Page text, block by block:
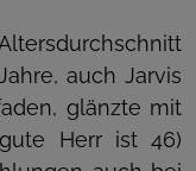
auch Jarvis
glänzte mit
Herr ist 46)